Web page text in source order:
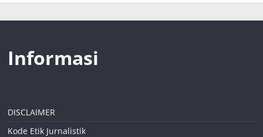
Informasi
DISCLAIMER
Kode Etik Jurnalistik